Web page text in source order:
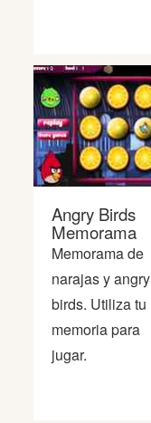
Puntería
Puzzles
Logica
Arcade
Habilidad
Motos
Angry Birds
Memorama
Memorama de
narajas y angry
birds. Utiliza tu
memoria para
jugar.